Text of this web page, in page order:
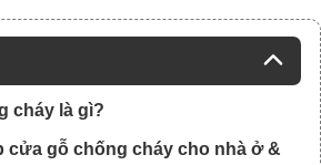
cháy là gì?
cửa gỗ chống cháy cho nhà ở &